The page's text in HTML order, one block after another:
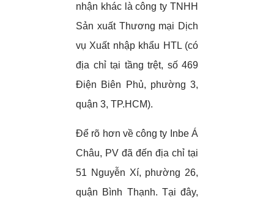
nhận khác là công ty TNHH
Sản xuất Thương mại Dịch
vụ Xuất nhập khẩu HTL (có
địa chỉ tại tầng trệt, số 469
Điện Biên Phủ, phường 3,
quận 3, TP.HCM).
Để rõ hơn về công ty Inbe Á
Châu, PV đã đến địa chỉ tại
51 Nguyễn Xí, phường 26,
quận Bình Thạnh. Tại đây,